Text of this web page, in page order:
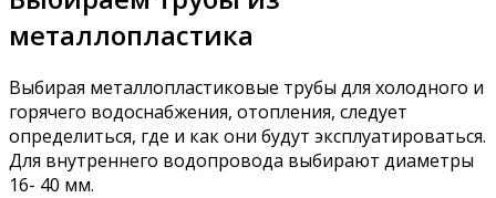
металлопластика
Выбирая металлопластиковые трубы для холодного и
горячего водоснабжения, отопления, следует
определиться, где и как они будут эксплуатироваться.
Для внутреннего водопровода выбирают диаметры
16- 40 мм.